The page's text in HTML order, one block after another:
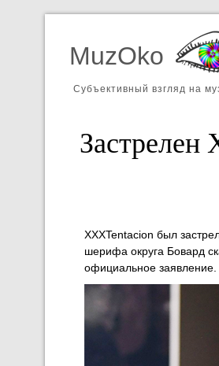
MuzOko
Субъективный взгляд на
Застрелен
XXXTentacion был
шерифа округа Бовард
официальное заявление.